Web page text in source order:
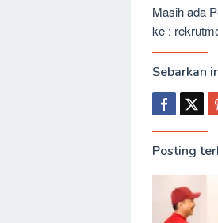
Masih ada
ke :
Sebarkan
Posting